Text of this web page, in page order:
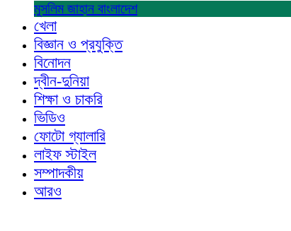
মুসলিম জাহান বাংলাদেশ
খেলা
বিজ্ঞান ও প্রযুক্তি
বিনোদন
দ্বীন-দুনিয়া
শিক্ষা ও চাকরি
ভিডিও
ফোটো গ্যালারি
লাইফ স্টাইল
সম্পাদকীয়
আরও